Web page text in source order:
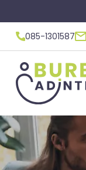
085-1301587